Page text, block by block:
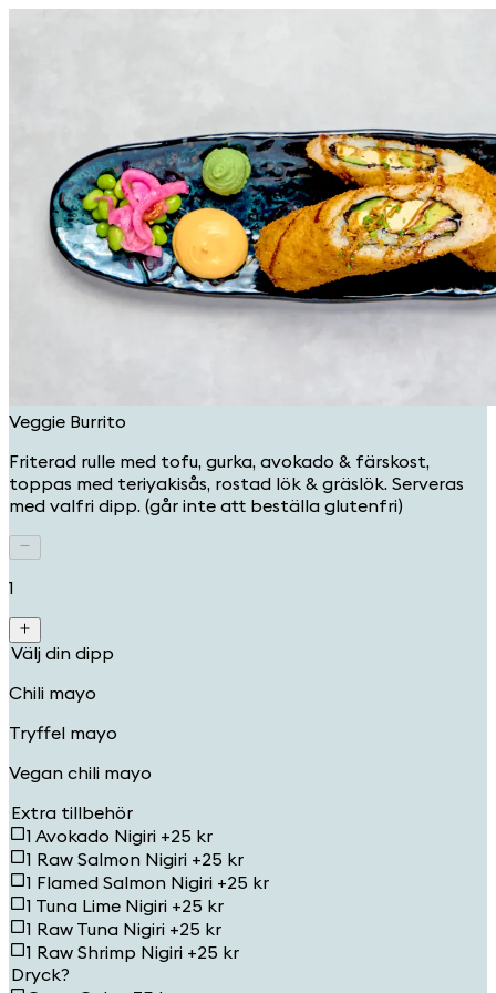
Veggie Burrito
Friterad rulle med tofu, gurka, avokado & färskost,
toppas med teriyakisås, rostad lök & gräslök. Serveras
med valfri dipp. (går inte att beställa glutenfri)
1
Välj din dipp
Chili mayo
Tryffel mayo
Vegan chili mayo
Extra tillbehör
1 Avokado Nigiri +25 kr
1 Raw Salmon Nigiri +25 kr
1 Flamed Salmon Nigiri +25 kr
1 Tuna Lime Nigiri +25 kr
1 Raw Tuna Nigiri +25 kr
1 Raw Shrimp Nigiri +25 kr
Dryck?